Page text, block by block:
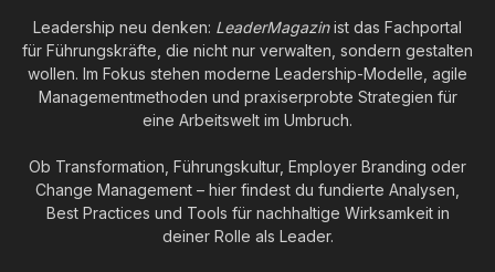
Leadership neu denken: LeaderMagazinist das Fachportal
für Führungskräfte, die nicht nur verwalten, sondern gestalten
wollen. Im Fokus stehen moderne Leadership-Modelle, agile
Managementmethoden und praxiserprobte Strategien für
eine Arbeitswelt im Umbruch.
Ob Transformation, Führungskultur, Employer Branding oder
Change Management – hier findest du fundierte Analysen,
Best Practices und Tools für nachhaltige Wirksamkeit in
deiner Rolle als Leader.